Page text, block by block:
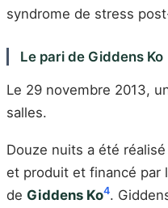
syndrome de stress
Le pari de Giddens Ko
Le 29 novembre 2013,
salles.
Douze nuits a été
et produit et financé par
de Giddens Ko4.